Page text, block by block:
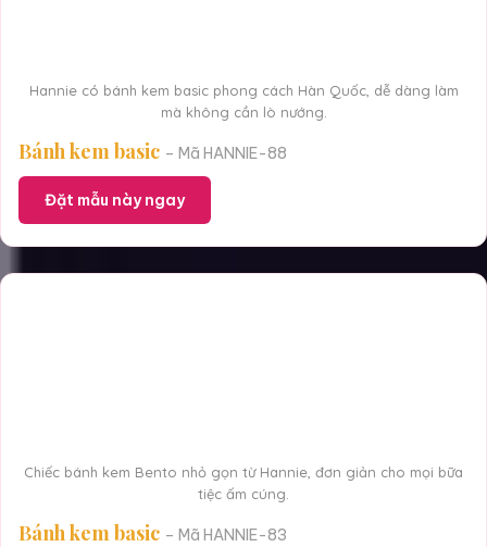
Hannie có bánh kem basic phong cách Hàn Quốc, dễ dàng làm
mà không cần lò nướng.
Bánh kem basic – Mã HANNIE-88
Đặt mẫu này ngay
Chiếc bánh kem Bento nhỏ gọn từ Hannie, đơn giản cho mọi bữa
tiệc ấm cúng.
Bánh kem basic – Mã HANNIE-83